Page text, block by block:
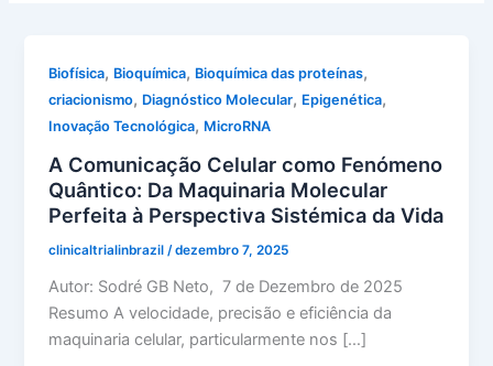
Biofísica, Bioquímica, Bioquímica das proteínas,
criacionismo, Diagnóstico Molecular, Epigenética,
Inovação Tecnológica, MicroRNA
A Comunicação Celular como Fenómeno
Quântico: Da Maquinaria Molecular
Perfeita à Perspectiva Sistémica da Vida
clinicaltrialinbrazil/dezembro 7, 2025
Autor: Sodré GB Neto, 7 de Dezembro de 2025
Resumo A velocidade, precisão e eficiência da
maquinaria celular, particularmente nos […]